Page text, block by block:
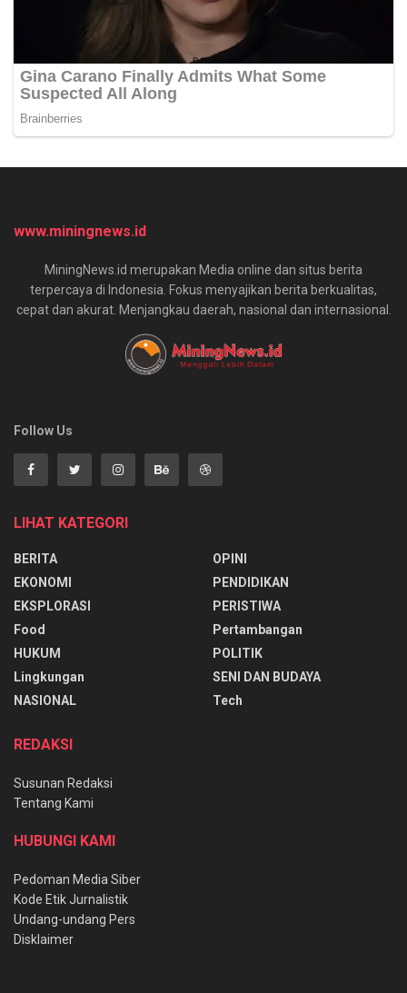
www.miningnews.id
MiningNews.id merupakan Media online dan situs berita
terpercaya di Indonesia. Fokus menyajikan berita berkualitas,
cepat dan akurat. Menjangkau daerah, nasional dan internasional.
Follow Us
LIHAT KATEGORI
BERITA
EKONOMI
EKSPLORASI
Food
HUKUM
Lingkungan
NASIONAL
OPINI
PENDIDIKAN
PERISTIWA
Pertambangan
POLITIK
SENI DAN BUDAYA
Tech
REDAKSI
Susunan Redaksi
Tentang Kami
HUBUNGI KAMI
Pedoman Media Siber
Kode Etik Jurnalistik
Undang-undang Pers
Disklaimer